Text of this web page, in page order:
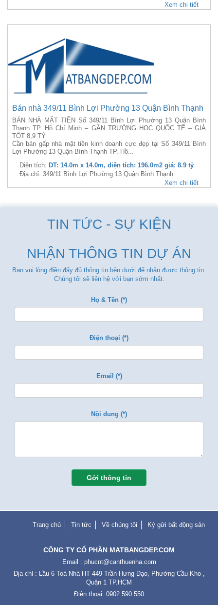
Xem chi tiết
Bán nhà 349/11 Bình Lợi Phường 13 Quận Bình Thạnh
BÁN NHÀ MẶT TIỀN Số 349/11 Bình Lợi Phường 13 Quận Bình
Thạnh TP. Hồ Chí Minh – GẦN TRƯỜNG HỌC QUỐC TẾ – GIÁ
TỐT 8,9 TỶ
Cần bán gấp nhà mặt tiền kinh doanh cực đẹp tại Số 349/11 Bình
Lợi Phường 13 Quận Bình Thạnh TP. Hồ...
Diện tích: DT: 14.0m x 14.0m, diện tích: 196.0m2 giá: 8.9 tỷ
Địa chỉ: 349/11 Bình Lợi Phường 13 Quận Bình Thạnh
Xem chi tiết
TIN TỨC - SỰ KIỆN
NHẬN THÔNG TIN DỰ ÁN
Bạn vui lòng điền đẩy đủ thông tin bên dưới để nhận được thông tin.
Chúng tôi sẽ liên hệ với bạn sớm nhất.
Họ & Tên (*)
Điện thoại (*)
Email (*)
Nội dung (*)
Gởi thông tin
Trang chủ Tin tức Về chúng tôi Ký gửi bất động sản
CÔNG TY CỔ PHẦN MATBANGDEP.COM
Email : phucnt@canthuenha.com
Địa chỉ : Lầu 6 Toà Nhà HT 449 Trần Hưng Đạo, Phường Cầu Kho ,
Quận 1 TP.HCM
Điện thoại: 0902.590.550